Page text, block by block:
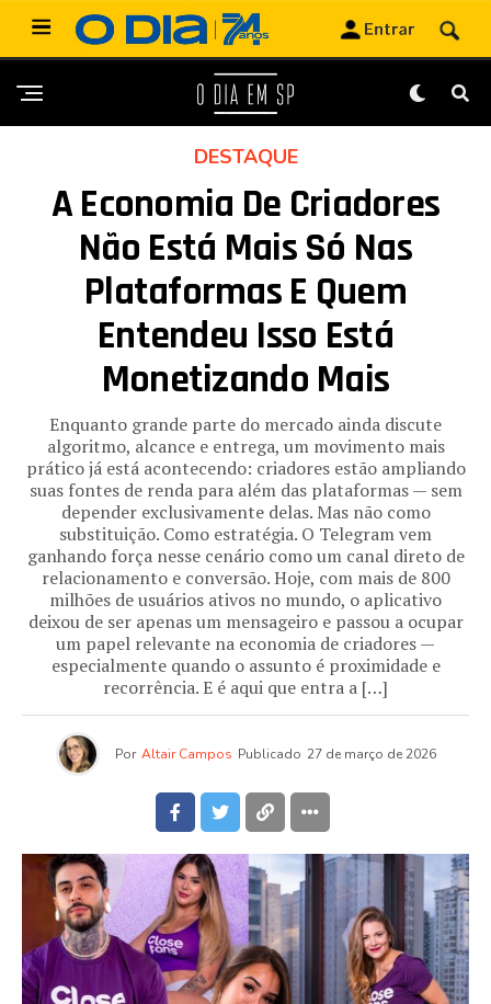
DESTAQUE
A Economia De Criadores
Não Está Mais Só Nas
Plataformas E Quem
Entendeu Isso Está
Monetizando Mais
Enquanto grande parte do mercado ainda discute
algoritmo, alcance e entrega, um movimento mais
prático já está acontecendo: criadores estão ampliando
suas fontes de renda para além das plataformas — sem
depender exclusivamente delas. Mas não como
substituição. Como estratégia. O Telegram vem
ganhando força nesse cenário como um canal direto de
relacionamento e conversão. Hoje, com mais de 800
milhões de usuários ativos no mundo, o aplicativo
deixou de ser apenas um mensageiro e passou a ocupar
um papel relevante na economia de criadores —
especialmente quando o assunto é proximidade e
recorrência. E é aqui que entra a […]
Por Altair Campos Publicado 27 de março de 2026